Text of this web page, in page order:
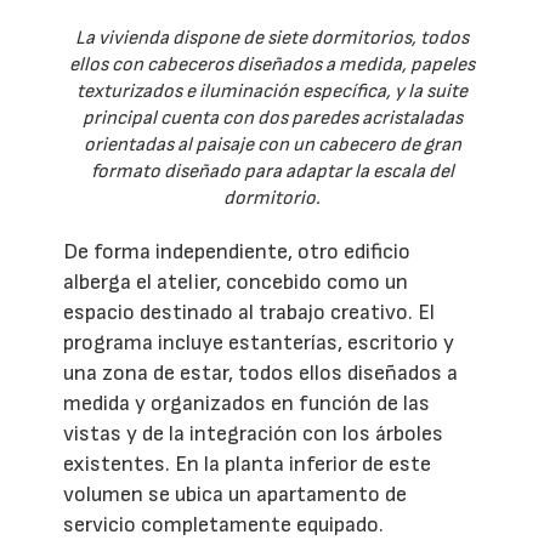
La vivienda dispone de siete dormitorios, todos
ellos con cabeceros diseñados a medida, papeles
texturizados e iluminación específica, y la suite
principal cuenta con dos paredes acristaladas
orientadas al paisaje con un cabecero de gran
formato diseñado para adaptar la escala del
dormitorio.
De forma independiente, otro edificio
alberga el atelier, concebido como un
espacio destinado al trabajo creativo. El
programa incluye estanterías, escritorio y
una zona de estar, todos ellos diseñados a
medida y organizados en función de las
vistas y de la integración con los árboles
existentes. En la planta inferior de este
volumen se ubica un apartamento de
servicio completamente equipado.